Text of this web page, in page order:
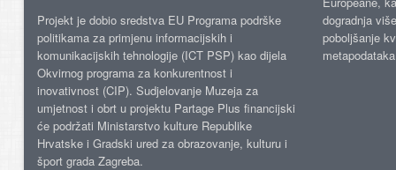
Projekt je dobio sredstva EU Programa podrške
politikama za primjenu informacijskih i
komunikacijskih tehnologije (ICT PSP) kao dijela
Okvirnog programa za konkurentnost i
inovativnost (CIP). Sudjelovanje Muzeja za
umjetnost i obrt u projektu Partage Plus financijski
će podržati Ministarstvo kulture Republike
Hrvatske i Gradski ured za obrazovanje, kulturu i
šport grada Zagreba.
dogradnja
poboljšanje